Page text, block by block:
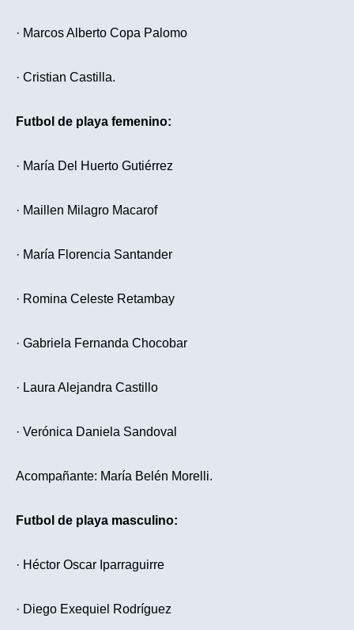
· Marcos Alberto Copa Palomo
· Cristian Castilla.
Futbol de playa femenino:
· María Del Huerto Gutiérrez
· Maillen Milagro Macarof
· María Florencia Santander
· Romina Celeste Retambay
· Gabriela Fernanda Chocobar
· Laura Alejandra Castillo
· Verónica Daniela Sandoval
Acompañante: María Belén Morelli.
Futbol de playa masculino:
· Héctor Oscar Iparraguirre
· Diego Exequiel Rodríguez